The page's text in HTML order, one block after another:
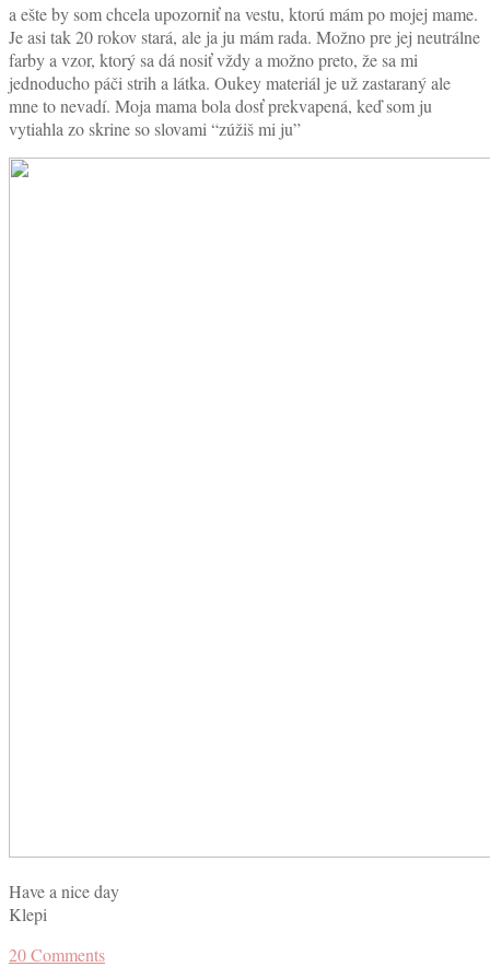
a ešte by som chcela upozorniť na vestu, ktorú mám po mojej mame.
Je asi tak 20 rokov stará, ale ja ju mám rada. Možno pre jej neutrálne
farby a vzor, ktorý sa dá nosiť vždy a možno preto, že sa mi
jednoducho páči strih a látka. Oukey materiál je už zastaraný ale
mne to nevadí. Moja mama bola dosť prekvapená, keď som ju
vytiahla zo skrine so slovami “zúžiš mi ju”
Have a nice day
Klepi
20Comments